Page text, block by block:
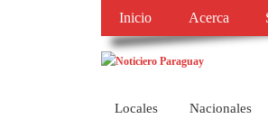
Inicio Acerca
Locales Nacionales